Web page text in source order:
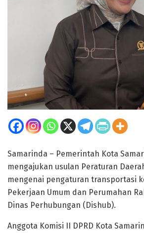
Samarinda – Pemerintah Kota
mengajukan usulan Peraturan
mengenai pengaturan transportasi
Pekerjaan Umum dan Perumahan
Dinas Perhubungan (Dishub).
Anggota Komisi II DPRD Kota